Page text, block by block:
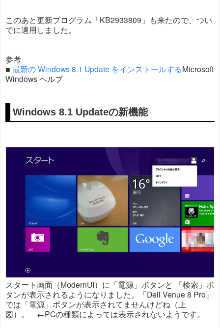
このあと更新プログラム「KB2933809」も来たので、つい
でに適用しました。
参考
■ 最新の Windows 8.1 Update をインストールするMicrosoft
Windows ヘルプ
Windows 8.1 Updateの新機能
スタート画面（ModernUI）に「電源」ボタンと 「検索」ボ
タンが表示されるようになりました。「Dell Venue 8 Pro」
では「電源」ボタンが表示されてませんけどね（上
図）。 ←PCの種類によっては表示されないようです。